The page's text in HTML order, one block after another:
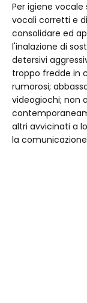
Per igiene
vocali corretti e
consolidare ed
l'inalazione di
detersivi
troppo fredde in
rumorosi;
videogiochi; non
altri avvicinati a
la